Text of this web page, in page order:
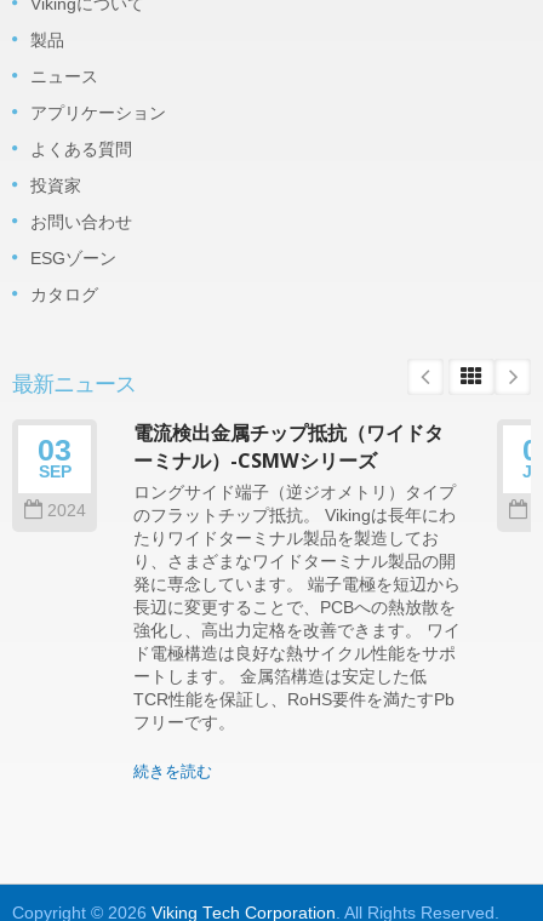
製品
ニュース
アプリケーション
よくある質問
投資家
お問い合わせ
ESGゾーン
カタログ
最新ニュース
03
SEP
2024
電流検出金属チップ抵抗（ワイドタ
ーミナル）-CSMWシリーズ
ロングサイド端子（逆ジオメトリ）タイプ
のフラットチップ抵抗。 Vikingは長年にわ
たりワイドターミナル製品を製造してお
り、さまざまなワイドターミナル製品の開
発に専念しています。 端子電極を短辺から
長辺に変更することで、PCBへの熱放散を
強化し、高出力定格を改善できます。 ワイ
ド電極構造は良好な熱サイクル性能をサポ
ートします。 金属箔構造は安定した低
TCR性能を保証し、RoHS要件を満たすPb
フリーです。
続きを読む
Copyright © 2026 Viking Tech Corporation. All Rights Reserved.